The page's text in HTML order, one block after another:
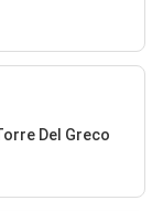
Del Greco